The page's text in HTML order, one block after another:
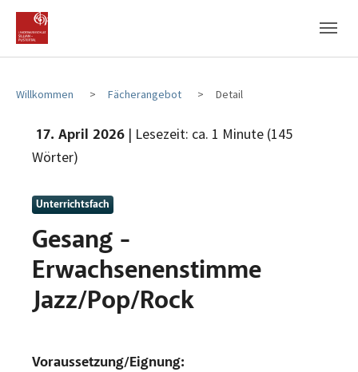
Zum Hauptinhalt
Zum Fußbereich
Willkommen Fächerangebot Detail
17. April 2026 | Lesezeit: ca. 1 Minute (145
Wörter)
Unterrichtsfach
Gesang -
Erwachsenenstimme
Jazz/Pop/Rock
Voraussetzung/Eignung: